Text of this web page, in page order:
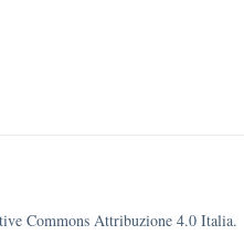
Commons Attribuzione 4.0 Italia.